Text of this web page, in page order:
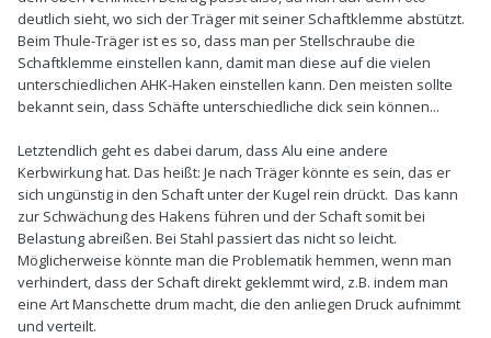
deutlich sieht, wo sich der Träger mit seiner Schaftklemme abstützt.
Beim Thule-Träger ist es so, dass man per Stellschraube die
Schaftklemme einstellen kann, damit man diese auf die vielen
unterschiedlichen AHK-Haken einstellen kann. Den meisten sollte
bekannt sein, dass Schäfte unterschiedliche dick sein können...
Letztendlich geht es dabei darum, dass Alu eine andere
Kerbwirkung hat. Das heißt: Je nach Träger könnte es sein, das er
sich ungünstig in den Schaft unter der Kugel rein drückt. Das kann
zur Schwächung des Hakens führen und der Schaft somit bei
Belastung abreißen. Bei Stahl passiert das nicht so leicht.
Möglicherweise könnte man die Problematik hemmen, wenn man
verhindert, dass der Schaft direkt geklemmt wird, z.B. indem man
eine Art Manschette drum macht, die den anliegen Druck aufnimmt
und verteilt.